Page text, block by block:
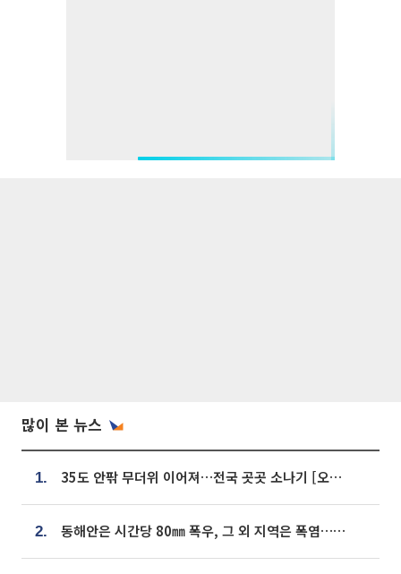
많이 본 뉴스
1. 35도 안팎 무더위 이어져…전국 곳곳 소나기 [오늘 날씨]
2. 동해안은 시간당 80㎜ 폭우, 그 외 지역은 폭염…‘극과 극 날씨’